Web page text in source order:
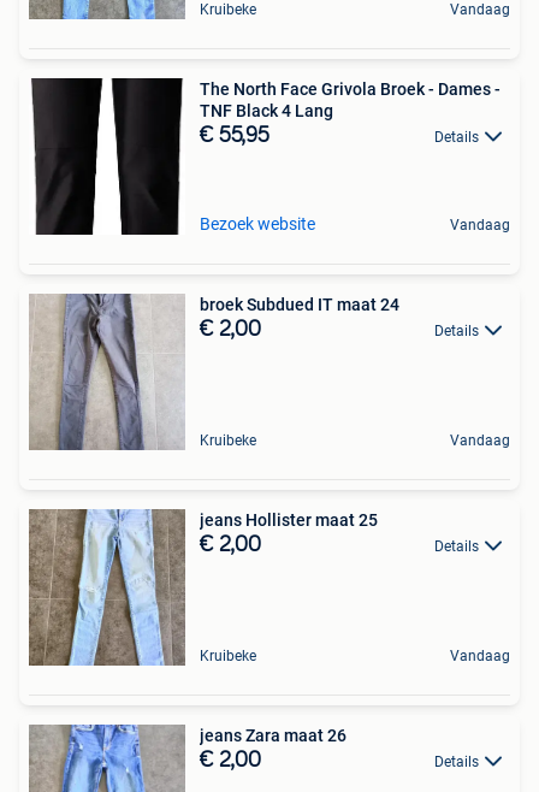
Kruibeke Vandaag
The North Face Grivola Broek - Dames -
TNF Black 4 Lang
€ 55,95 Details
Bezoek website Vandaag
broek Subdued IT maat 24
€ 2,00 Details
Kruibeke Vandaag
jeans Hollister maat 25
€ 2,00 Details
Kruibeke Vandaag
jeans Zara maat 26
€ 2,00 Details